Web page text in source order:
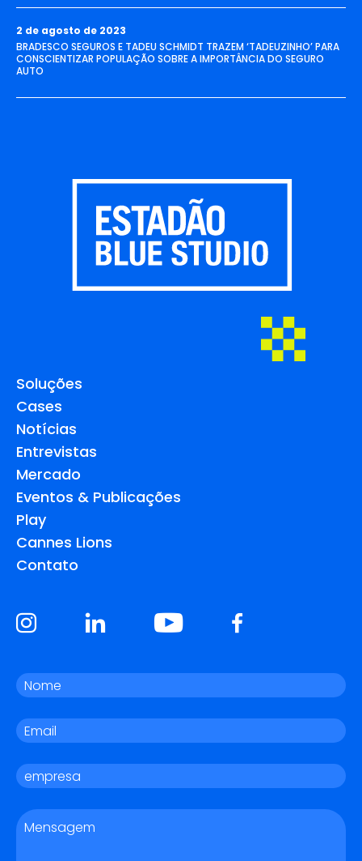
2 de agosto de 2023
BRADESCO SEGUROS E TADEU SCHMIDT TRAZEM ‘TADEUZINHO’ PARA
CONSCIENTIZAR POPULAÇÃO SOBRE A IMPORTÂNCIA DO SEGURO
AUTO
Soluções
Cases
Notícias
Entrevistas
Mercado
Eventos & Publicações
Play
Cannes Lions
Contato